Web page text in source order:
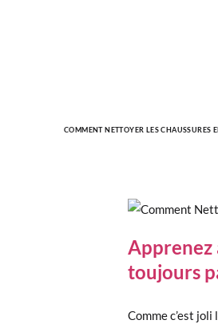
COMMENT NETTOYER LES CHAUSSURES
Apprenez
toujours
Comme c’est